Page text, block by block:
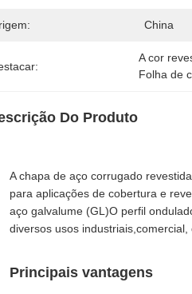
China
A cor
Folha de
Do Produto
A chapa de aço corrugado
para aplicações de cobertura e
aço galvalume (GL)O perfil
diversos usos industriais,comercial,
Principais vantagens